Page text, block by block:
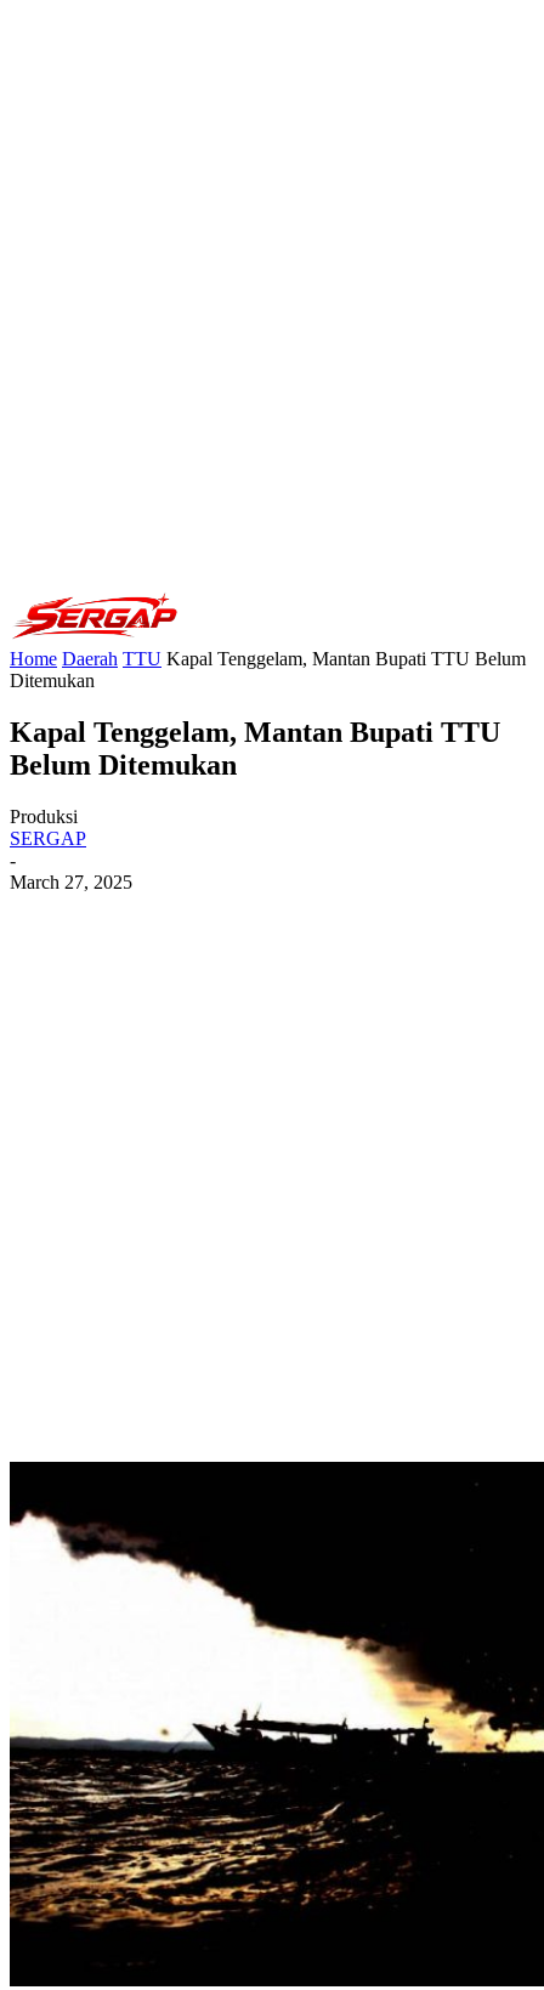
Home Daerah TTU Kapal Tenggelam, Mantan Bupati TTU Belum
Ditemukan
Kapal Tenggelam, Mantan Bupati TTU
Belum Ditemukan
Produksi
SERGAP
-
March 27, 2025